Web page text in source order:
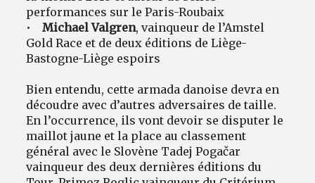
performances sur le Paris-Roubaix
•Michael Valgren, vainqueur de l’Amstel
Gold Race et de deux éditions de Liège-
Bastogne-Liège espoirs
Bien entendu, cette armada danoise devra en
découdre avec d’autres adversaires de taille.
En l’occurrence, ils vont devoir se disputer le
maillot jaune et la place au classement
général avec le Slovène Tadej Pogačar
vainqueur des deux dernières éditions du